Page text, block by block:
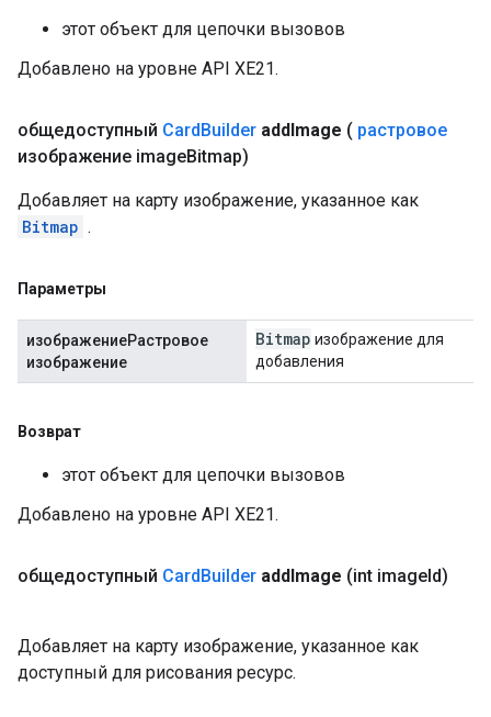
этот объект для цепочки вызовов
Добавлено на уровне API XE21.
общедоступный CardBuilder addImage ( растровое
изображение imageBitmap)
Добавляет на карту изображение, указанное как
Bitmap .
Параметры
изображениеРастровое
изображение
Bitmap изображение для
добавления
Возврат
этот объект для цепочки вызовов
Добавлено на уровне API XE21.
общедоступный CardBuilder addImage (int imageId)
Добавляет на карту изображение, указанное как
доступный для рисования ресурс.